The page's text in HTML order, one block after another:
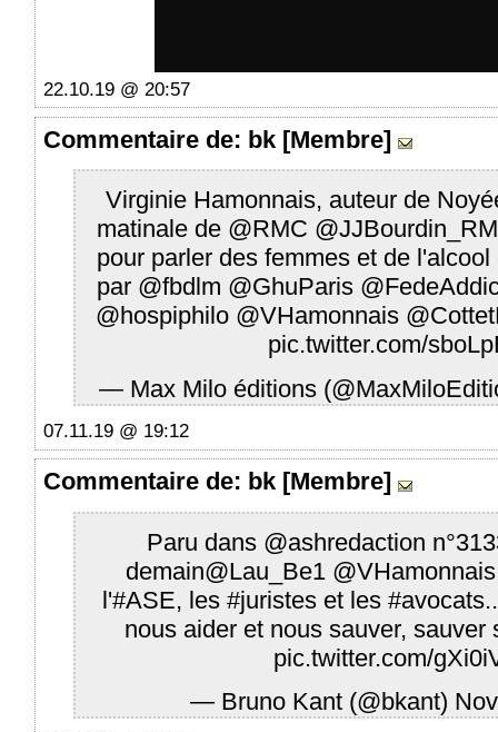
22.10.19 @ 20:57
Commentaire de: bk [Membre]
Virginie Hamonnais, auteur de
matinale de @RMC
pour parler des femmes et de
par @fbdlm @GhuParis
@hospiphilo @VHamonnais
pic.twitter.com/
— Max Milo éditions
07.11.19 @ 19:12
Commentaire de: bk [Membre]
Paru dans @ashredaction
demain@Lau_Be1 @VHamonnais
l'#ASE, les #juristeset les #avocats
nous aider et nous sauver, sauver
pic.twitter.com/
— Bruno Kant (@bkant)